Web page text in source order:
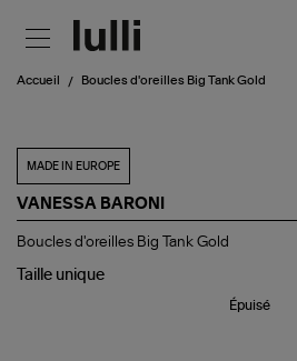
Accueil Boucles d'oreilles Big Tank Gold
MADE IN EUROPE
VANESSA BARONI
Boucles
Big
Boucles d'oreilles Big Tank Gold
Taille unique
Épuisé